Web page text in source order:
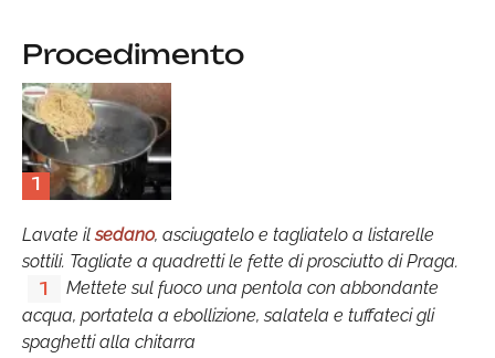
Procedimento
1
Lavate ilsedano, asciugatelo e tagliatelo a listarelle
sottili. Tagliate a quadretti le fette di prosciutto di Praga.
1
Mettete sul fuoco una pentola con abbondante
acqua, portatela a ebollizione, salatela e tuffateci gli
spaghetti alla chitarra